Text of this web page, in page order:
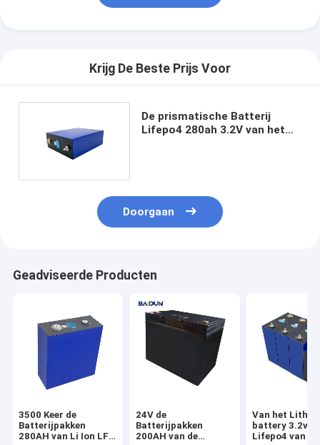
Krijg De Beste Prijs Voor
De prismatische Batterij
Lifepo4 280ah 3.2V van het
Doorgaan
Geadviseerde Producten
3500 Keer de
Batterijpakken
280AH van Li Ion LFP
24V de
Batterijpakken
200AH van de
Van het
battery 3.2v
Lifepo4 van